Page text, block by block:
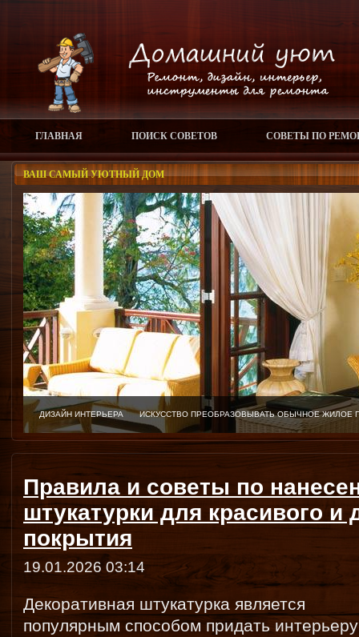
ГЛАВНАЯ ПОИСК СОВЕТОВ СОВЕТЫ ПО
ВАШ САМЫЙ УЮТНЫЙ ДОМ
ЗАГОРОД- ХОРОШИЙ-
Правила и советы по
штукатурки для красивого и
покрытия
19.01.2026 03:14
Декоративная штукатурка является
популярным способом придать интерьеру